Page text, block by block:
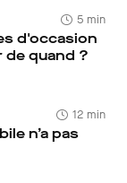
5 min
d'occasion
quand ?
12 min
n’a pas